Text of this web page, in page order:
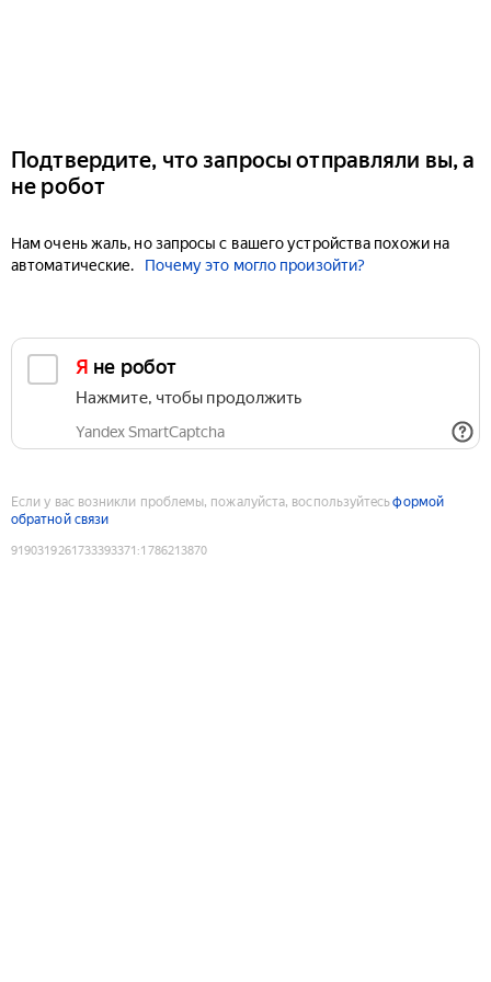
Подтвердите, что запросы отправляли вы, а
не робот
Нам очень жаль, но запросы с вашего устройства похожи на
автоматические.
Почему это могло произойти?
Я не робот
Нажмите, чтобы продолжить
Yandex SmartCaptcha
Если у вас возникли проблемы, пожалуйста, воспользуйтесьформой
обратной связи
9190319261733393371 :1786213870